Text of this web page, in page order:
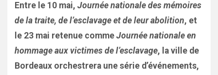
Entre le 10 mai, Journée nationale des mémoires
de la traite, de l’esclavage et de leur abolition, et
le 23 mai retenue comme Journée nationale en
hommage aux victimes de l’esclavage, la ville de
Bordeaux orchestrera une série d’événements,